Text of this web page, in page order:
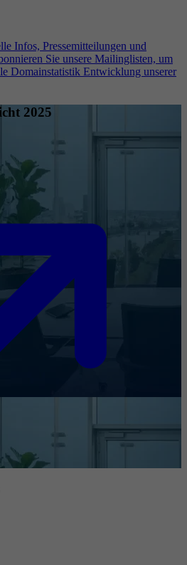
Infos, Pressemitteilungen und
Sie unsere Mailinglisten, um
Domainstatistik Entwicklung unserer
2025